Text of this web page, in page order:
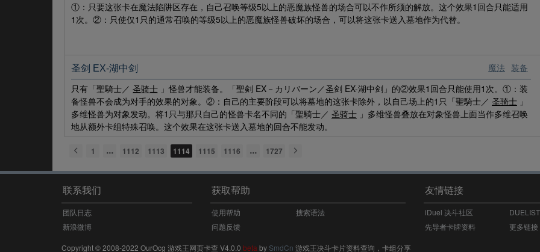
①：只要这张卡在魔法陷阱区存在，自己召唤等级5以上的恶魔族怪兽的场合可以不作所须的解放。这个效果1回合只能适用
1次。②：只使仅1只的通常召唤的等级5以上的恶魔族怪兽破坏的场合，可以将这张卡送入墓地作为代替。
魔法 装备
圣剑 EX-湖中剑
只有「聖騎士／ 圣骑士 」怪兽才能装备。「聖剣 EX－カリバーン／圣剑 EX-湖中剑」的②效果1回合只能使用1次。①：装
备怪兽不会成为对手的效果的对象。②：自己的主要阶段可以将墓地的这张卡除外，以自己场上的1只「聖騎士／ 圣骑士 」
多维怪兽为对象发动。将1只与那只自己的怪兽卡名不同的「聖騎士／ 圣骑士 」多维怪兽叠放在对象怪兽上面当作多维召唤
地从额外卡组特殊召唤。这个效果在这张卡送入墓地的回合不能发动。
1 1112 1113 1114 1115 1116 1727
联系我们
团队日志
新浪微博
获取帮助
使用帮助
搜索语法
问题反馈
友情链接
iDuel 决斗社区
先导者卡牌资料
更多链接
Copyright © 2008-2022 OurOcg 游戏王网页卡查 V4.0.0 beta by SmdCn 游戏王决斗卡片资料查询，卡组分享